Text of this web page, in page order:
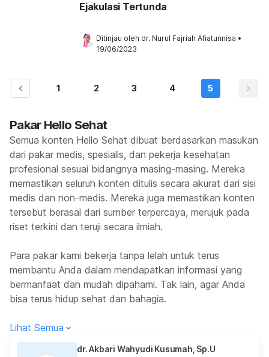
Ejakulasi Tertunda
Ditinjau oleh dr. Nurul Fajriah Afiatunnisa •
19/06/2023
1 2 3 4 5
Pakar Hello Sehat
Semua konten Hello Sehat dibuat berdasarkan masukan
dari pakar medis, spesialis, dan pekerja kesehatan
profesional sesuai bidangnya masing-masing. Mereka
memastikan seluruh konten ditulis secara akurat dari sisi
medis dan non-medis. Mereka juga memastikan konten
tersebut berasal dari sumber terpercaya, merujuk pada
riset terkini dan teruji secara ilmiah.
Para pakar kami bekerja tanpa lelah untuk terus
membantu Anda dalam mendapatkan informasi yang
bermanfaat dan mudah dipahami. Tak lain, agar Anda
bisa terus hidup sehat dan bahagia.
Lihat Semua
dr. Akbari Wahyudi Kusumah, Sp.U